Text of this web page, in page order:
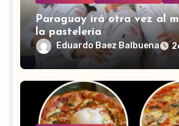
Paraguay irá otra vez al
la pastelería
Eduardo Baez Balbuena